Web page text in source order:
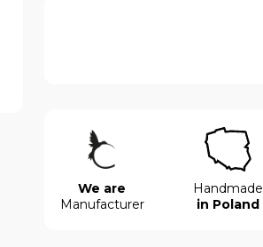
We are
Manufacturer
Handmade
in Poland